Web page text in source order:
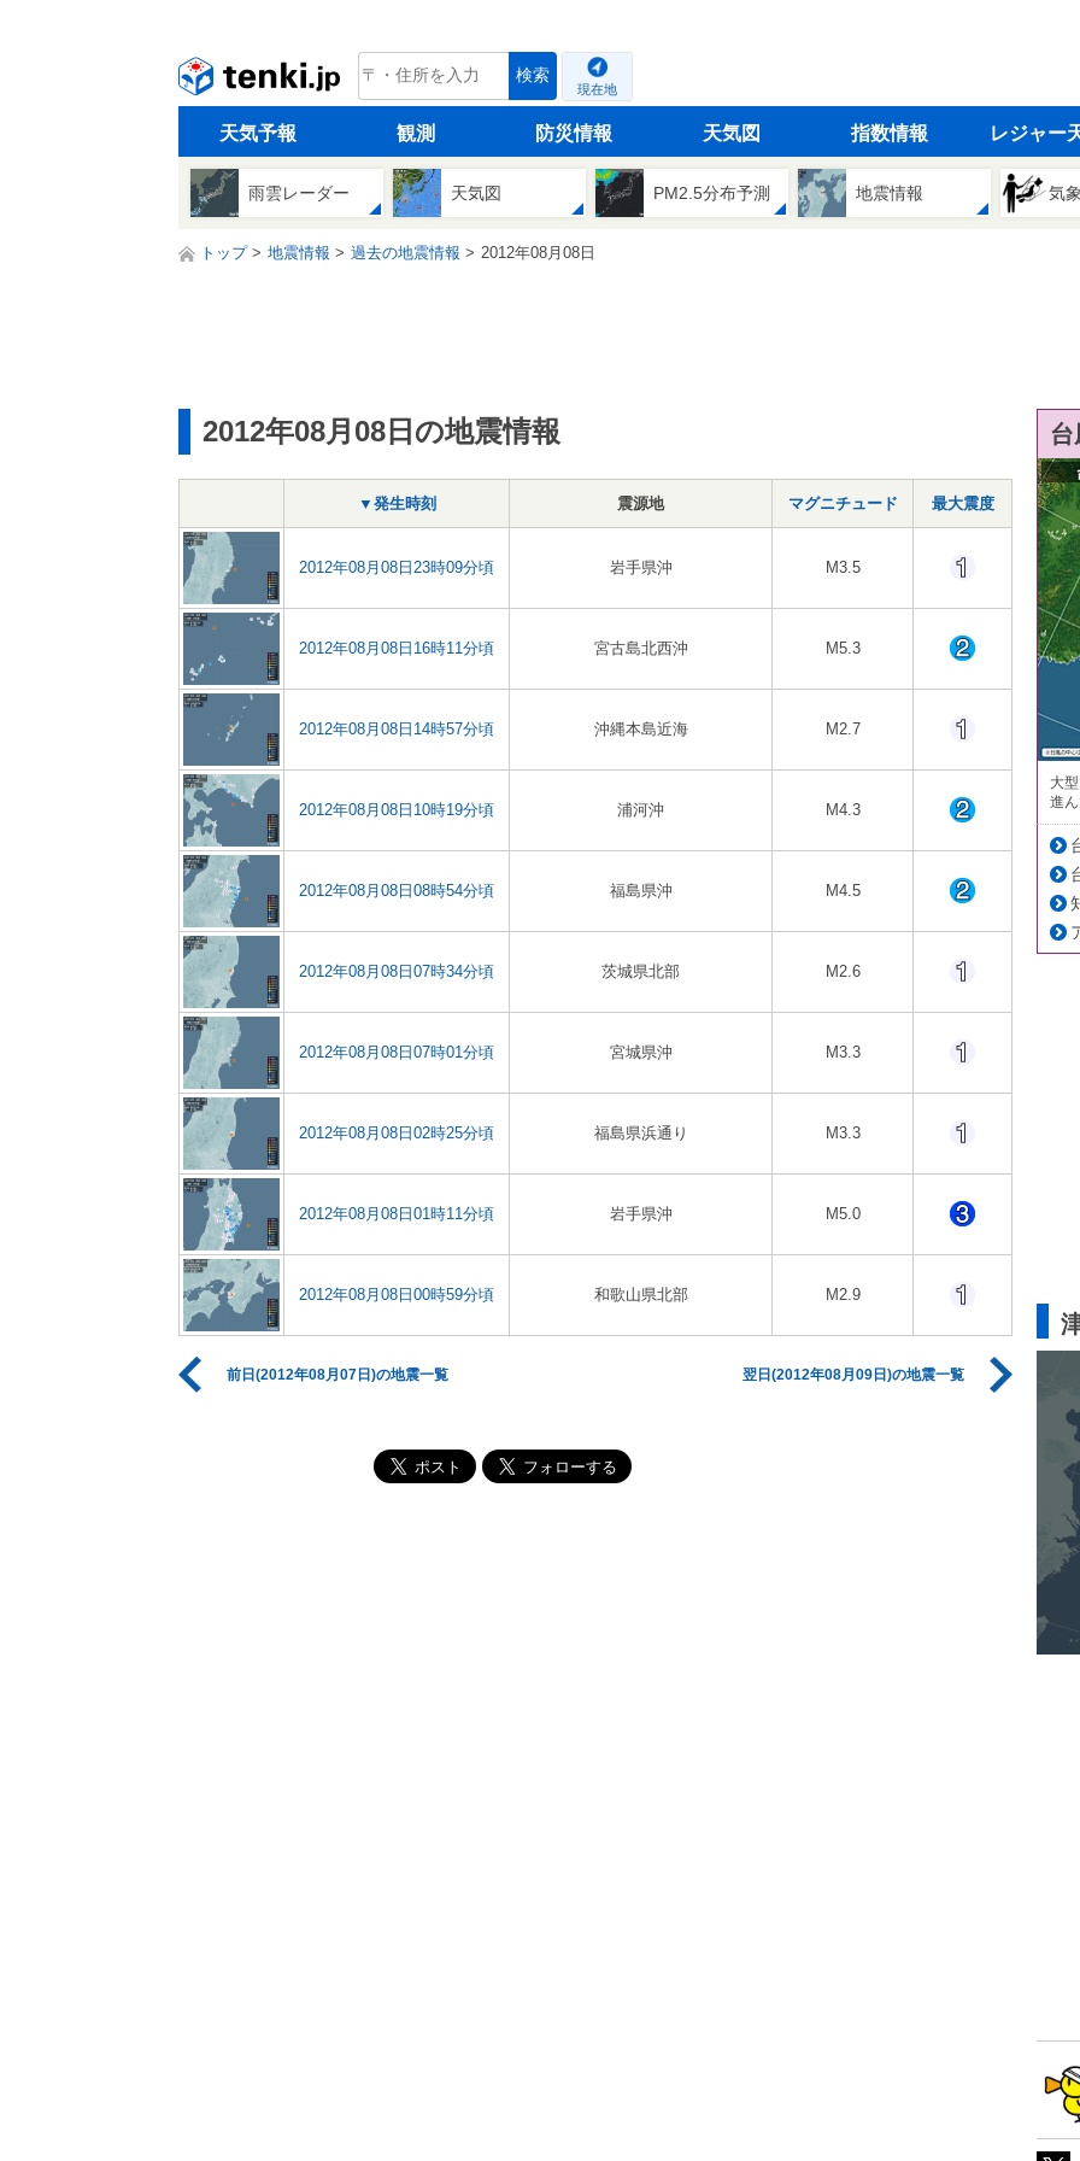
tenki.jp 検索
現在地
天気予報 観測 防災情報 天気図 指数情報 レジャー
雨雲レーダー 天気図 PM2.5分布予測 地震情報 気
トップ 地震情報 過去の地震情報 2012年08月08日
2012年08月08日の地震情報
▼発生時刻 震源地 マグニチュード 最大震度
2012年08月08日23時09分頃 岩手県沖 M3.5
2012年08月08日16時11分頃 宮古島北西沖 M5.3
2012年08月08日14時57分頃 沖縄本島近海 M2.7
2012年08月08日10時19分頃 浦河沖 M4.3
2012年08月08日08時54分頃 福島県沖 M4.5
2012年08月08日07時34分頃 茨城県北部 M2.6
2012年08月08日07時01分頃 宮城県沖 M3.3
2012年08月08日02時25分頃 福島県浜通り M3.3
2012年08月08日01時11分頃 岩手県沖 M5.0
2012年08月08日00時59分頃 和歌山県北部 M2.9
前日(2012年08月07日)の地震一覧 翌日(2012年08月09日)の地震一覧
大
進